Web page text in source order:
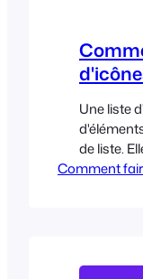
Une liste
de liste.
différents
Comment